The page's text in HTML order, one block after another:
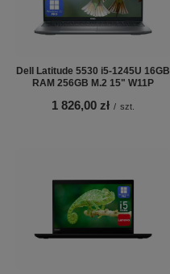
Dell Latitude 5530 i5-1245U 16GB
RAM 256GB M.2 15" W11P
1 826,00 zł / szt.